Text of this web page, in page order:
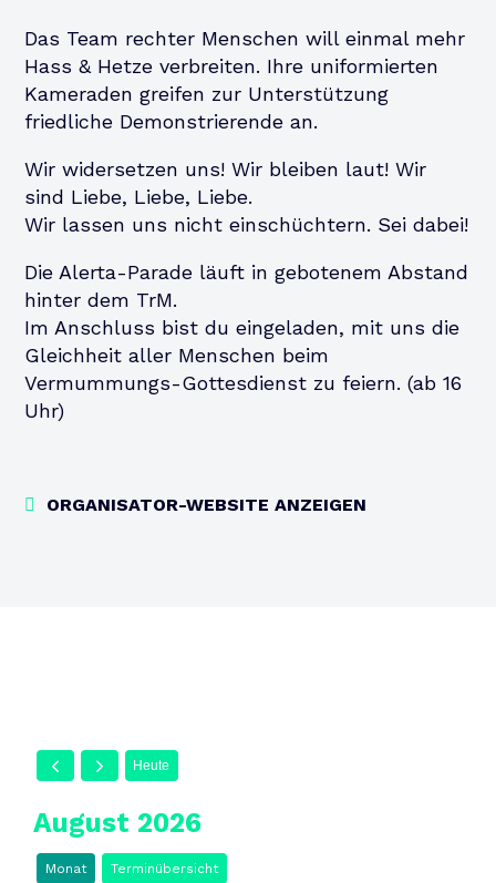
Das Team rechter Menschen will einmal mehr
Hass & Hetze verbreiten. Ihre uniformierten
Kameraden greifen zur Unterstützung
friedliche Demonstrierende an.
Wir widersetzen uns! Wir bleiben laut! Wir
sind Liebe, Liebe, Liebe.
Wir lassen uns nicht einschüchtern. Sei dabei!
Die Alerta-Parade läuft in gebotenem Abstand
hinter dem TrM.
Im Anschluss bist du eingeladen, mit uns die
Gleichheit aller Menschen beim
Vermummungs-Gottesdienst zu feiern. (ab 16
Uhr)
ORGANISATOR-WEBSITE ANZEIGEN
Heute
August 2026
Monat Terminübersicht